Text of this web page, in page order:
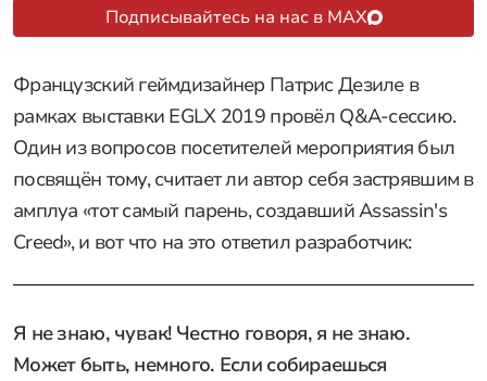
Подписывайтесь на нас в MAX
Французский геймдизайнер Патриc Дезиле в
рамках выставки EGLX 2019 провёл Q&A-сессию.
Один из вопросов посетителей мероприятия был
посвящён тому, считает ли автор себя застрявшим в
амплуа «тот самый парень, создавший Assassin's
Creed», и вот что на это ответил разработчик:
Я не знаю, чувак! Честно говоря, я не знаю.
Может быть, немного. Если собираешься